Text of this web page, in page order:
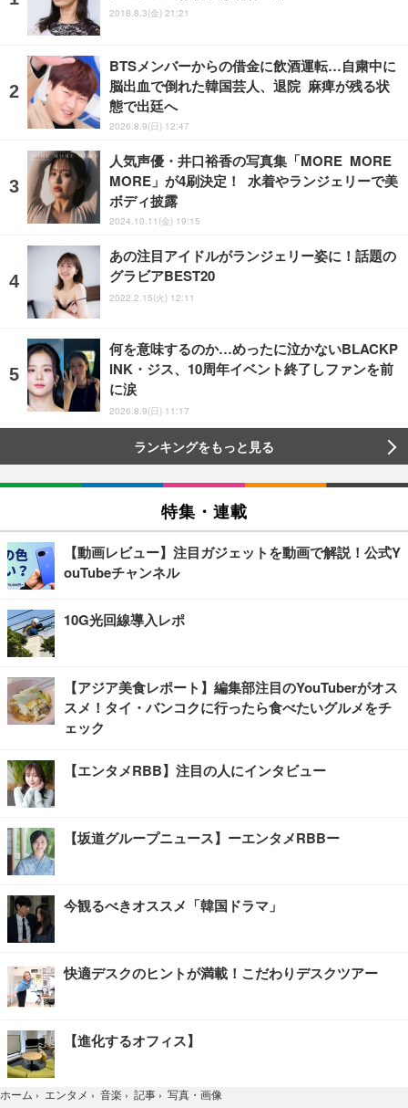
2018.8.3(金) 21:21
BTSメンバーからの借金に飲酒運転…自粛中に
脳出血で倒れた韓国芸人、退院 麻痺が残る状
態で出廷へ
2026.8.9(日) 12:47
人気声優・井口裕香の写真集「MORE MORE
MORE」が4刷決定！ 水着やランジェリーで美
ボディ披露
2024.10.11(金) 19:15
あの注目アイドルがランジェリー姿に！話題の
グラビアBEST20
2022.2.15(火) 12:11
何を意味するのか…めったに泣かないBLACKP
INK・ジス、10周年イベント終了しファンを前
に涙
2026.8.9(日) 11:17
ランキングをもっと見る
特集・連載
【動画レビュー】注目ガジェットを動画で解説！公式Y
ouTubeチャンネル
10G光回線導入レポ
【アジア美食レポート】編集部注目のYouTuberがオス
スメ！タイ・バンコクに行ったら食べたいグルメをチ
ェック
【エンタメRBB】注目の人にインタビュー
【坂道グループニュース】ーエンタメRBBー
今観るべきオススメ「韓国ドラマ」
快適デスクのヒントが満載！こだわりデスクツアー
【進化するオフィス】
ホーム › エンタメ › 音楽 › 記事 › 写真・画像